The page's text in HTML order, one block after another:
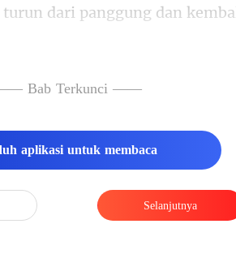
turun dari panggung dan
yanyi. Kamu memiliki bakat al
Bab Terkunci ——
aplikasi untuk membaca
Selanjutnya